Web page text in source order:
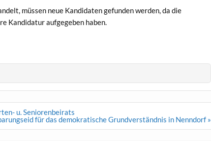
müssen neue Kandidaten gefunden werden, da die
Kandidatur aufgegeben haben.
u. Seniorenbeirats
für das demokratische Grundverständnis in Nenndorf »